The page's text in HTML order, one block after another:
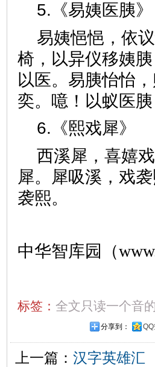
5.《易姨医胰》
易姨悒悒，依
椅，以异仪移姨
以医。易胰怡怡
奕。噫！以蚁医
6.《熙戏犀》
西溪犀，喜嬉
犀。犀吸溪，戏
袭熙。
中华智库园（
标签： 全文只读一个音
分享到： QQ
上一篇： 汉字英雄汇